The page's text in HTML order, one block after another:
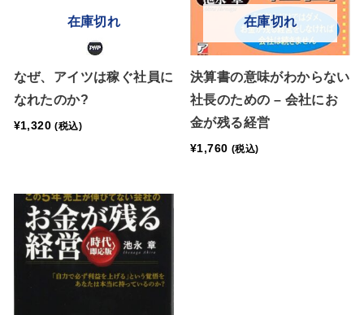
在庫切れ
なぜ、アイツは稼ぐ社員に
なれたのか?
¥1,320 (税込)
在庫切れ
決算書の意味がわからない
社長のための – 会社にお
金が残る経営
¥1,760 (税込)